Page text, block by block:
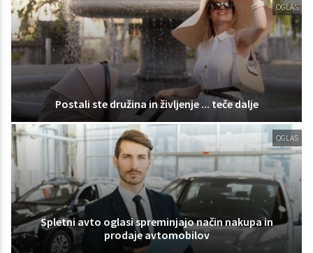
OGLAS
Postali ste družina in življenje ... teče dalje
OGLAS
Spletni avto oglasi spreminjajo način nakupa in
prodaje avtomobilov